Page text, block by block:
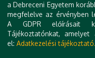
a Debreceni Egyetem
megfelelve az érvényben
A GDPR előírásait
Tájékoztatónkat,
el: Adatkezelési tájékoztató.